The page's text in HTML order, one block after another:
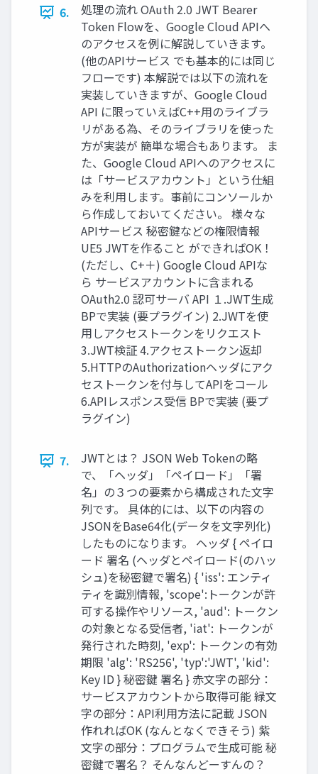
6.
処理の流れ OAuth 2.0 JWT Bearer
Token Flowを、Google Cloud APIへ
のアクセスを例に解説していきます。
(他のAPIサービス でも基本的には同じ
フローです) 本解説では以下の流れを
実装していきますが、Google Cloud
API に限っていえばC++用のライブラ
リがある為、そのライブラリを使った
方が実装が 簡単な場合もあります。 ま
た、Google Cloud APIへのアクセスに
は「サービスアカウント」という仕組
みを利用します。事前にコンソールか
ら作成しておいてください。 様々な
APIサービス 秘密鍵などの権限情報
UE5 JWTを作ること ができればOK！
(ただし、C+＋) Google Cloud APIな
ら サービスアカウントに含まれる
OAuth2.0 認可サーバ API １.JWT生成
BPで実装 (要プラグイン) 2.JWTを使
用しアクセストークンをリクエスト
3.JWT検証 4.アクセストークン返却
5.HTTPのAuthorizationヘッダにアク
セストークンを付与してAPIをコール
6.APIレスポンス受信 BPで実装 (要プ
ラグイン)
7.
JWTとは？ JSON Web Tokenの略
で、「ヘッダ」「ペイロード」「署
名」の３つの要素から構成された文字
列です。 具体的には、以下の内容の
JSONをBase64化(データを文字列化)
したものになります。 ヘッダ { ペイロ
ード 署名 (ヘッダとペイロード(のハッ
シュ)を秘密鍵で署名) { 'iss': エンティ
ティを識別情報, 'scope':トークンが許
可する操作やリソース, 'aud': トークン
の対象となる受信者, 'iat': トークンが
発行された時刻, 'exp': トークンの有効
期限 'alg': 'RS256', 'typ':'JWT', 'kid':
Key ID } 秘密鍵 署名 } 赤文字の部分：
サービスアカウントから取得可能 緑文
字の部分：API利用方法に記載 JSON
作れればOK (なんとなくできそう) 紫
文字の部分：プログラムで生成可能 秘
密鍵で署名？ そんなんどーすんの？